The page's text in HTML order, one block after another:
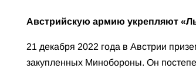
Австрийскую армию укрепляют
21 декабря 2022 года в Австрии
закупленных Минобороны. Он